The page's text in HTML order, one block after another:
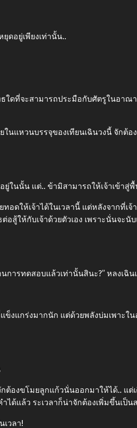
ดอยู่เพียงเท่านั้น..
ที่จะสามารถประมือกับศัตรูในอาณา
แหวนบรรจุของเทียนเฉินวงนี้ จักต้อ
ในนั้น แต่.. ข้ามิสามารถให้เจ้าเข้าสู่
ดให้เจ้าได้ในเวลานี้ แต่หลังจากที่เ
ให้กับเจ้าด้วยตัวเอง เพราะนั่นจะนับ
ารทดสอบแล้วเท่านั้นสินะ?” หลงเฉิ
ข็งแกร่งมากนัก แต่ด้วยพลังบ่มเพาะ
องขโมยลูกแก้วนั่นออกมาให้ได้.. แต่
ล้ว ระเวลาก็น่าจักต้องเพิ่มขึ้นเป็นส
วลา!